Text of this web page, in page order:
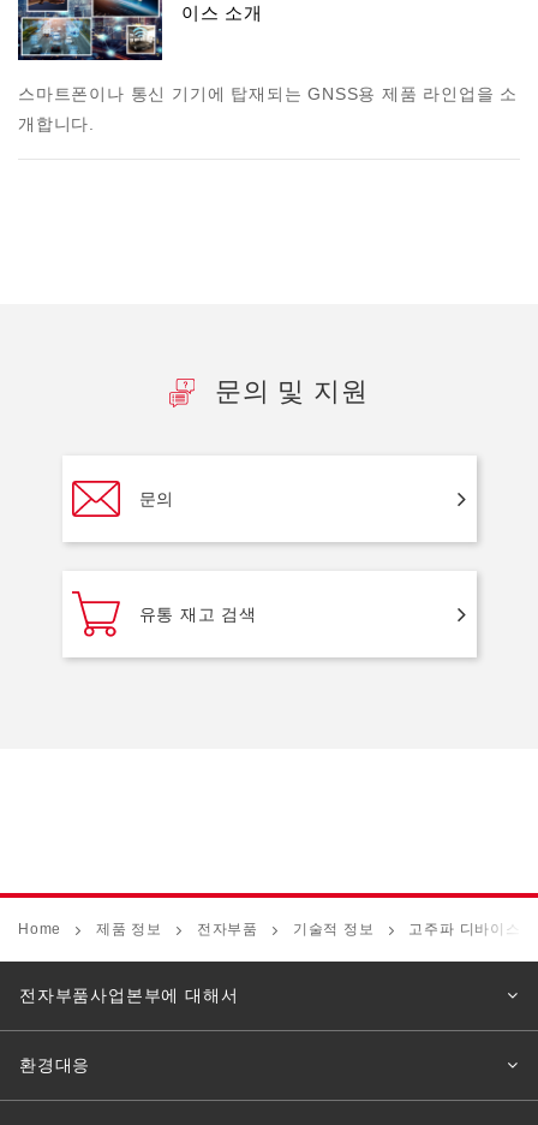
이스 소개
스마트폰이나 통신 기기에 탑재되는 GNSS용 제품 라인업을 소
개합니다.
문의 및 지원
문의
유통 재고 검색
Home 제품 정보 전자부품 기술적 정보 고주파 디바이스
전자부품사업본부에 대해서
환경대응